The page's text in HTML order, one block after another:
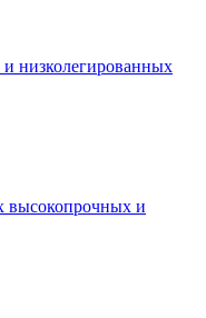
низколегированных
высокопрочных и